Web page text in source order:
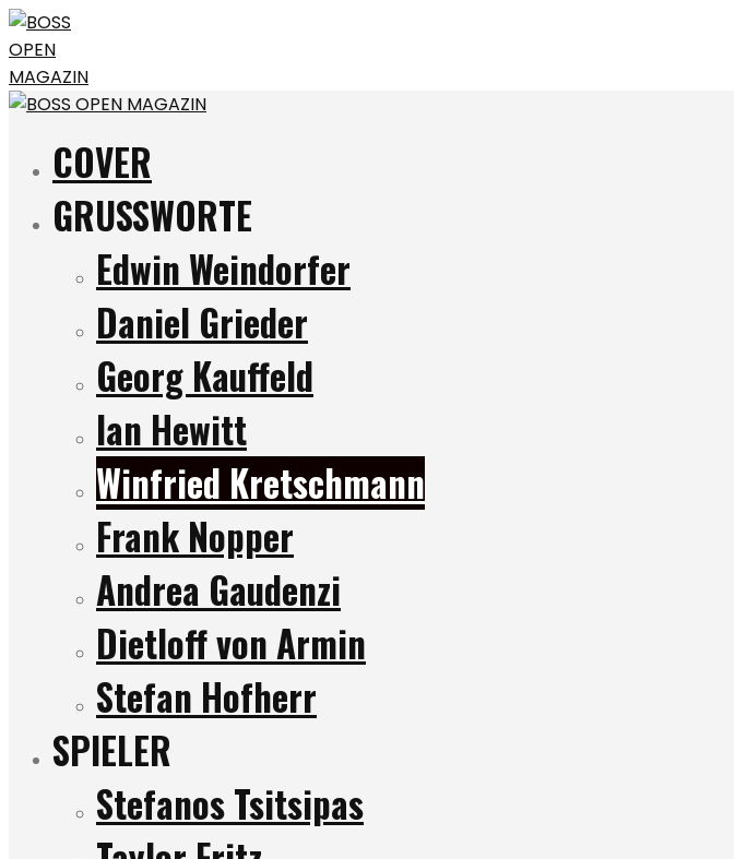
COVER
GRUSSWORTE
Edwin Weindorfer
Daniel Grieder
Georg Kauffeld
Ian Hewitt
Winfried Kretschmann
Frank Nopper
Andrea Gaudenzi
Dietloff von Armin
Stefan Hofherr
SPIELER
Stefanos Tsitsipas